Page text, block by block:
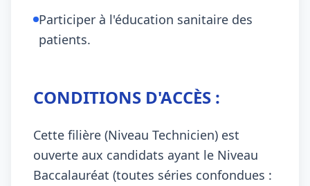
Participer à l'éducation sanitaire des
patients.
CONDITIONS D'ACCÈS :
Cette filière (Niveau Technicien) est
ouverte aux candidats ayant le Niveau
Baccalauréat (toutes séries confondues :